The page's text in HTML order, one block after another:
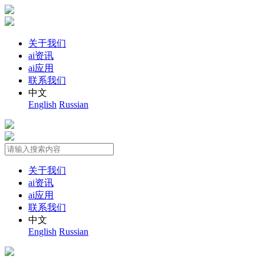
关于我们
ai资讯
ai应用
联系我们
中文
English Russian
关于我们
ai资讯
ai应用
联系我们
中文
English Russian